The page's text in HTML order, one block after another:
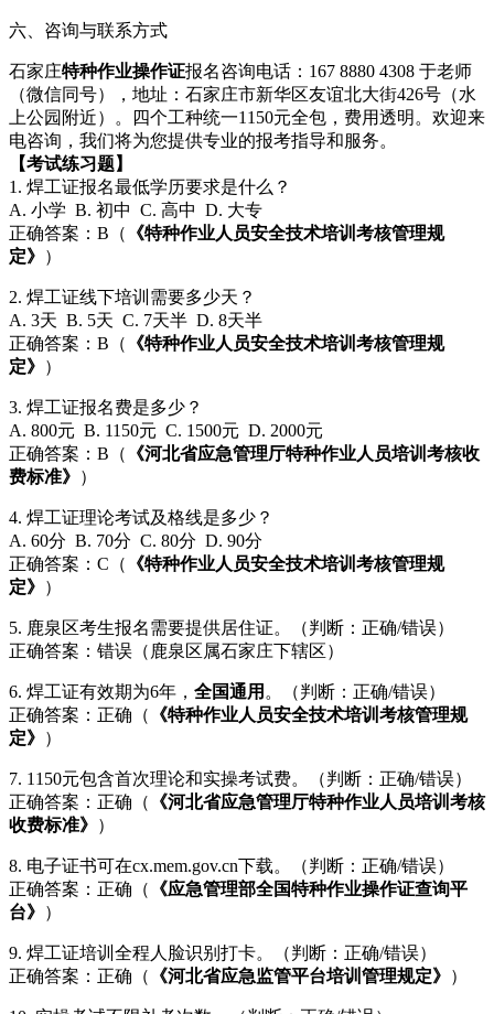
六、咨询与联系方式
石家庄特种作业操作证报名咨询电话：167 8880 4308 于老师
（微信同号），地址：石家庄市新华区友谊北大街426号（水
上公园附近）。四个工种统一1150元全包，费用透明。欢迎来
电咨询，我们将为您提供专业的报考指导和服务。
【考试练习题】
1. 焊工证报名最低学历要求是什么？
A. 小学 B. 初中 C. 高中 D. 大专
正确答案：B（
《特种作业人员安全技术培训考核管理规
定》 ）
2. 焊工证线下培训需要多少天？
A. 3天 B. 5天 C. 7天半 D. 8天半
正确答案：B（
《特种作业人员安全技术培训考核管理规
定》 ）
3. 焊工证报名费是多少？
A. 800元 B. 1150元 C. 1500元 D. 2000元
正确答案：B（
《河北省应急管理厅特种作业人员培训考核收
费标准》 ）
4. 焊工证理论考试及格线是多少？
A. 60分 B. 70分 C. 80分 D. 90分
正确答案：C（
《特种作业人员安全技术培训考核管理规
定》 ）
5. 鹿泉区考生报名需要提供居住证。（判断：正确/错误）
正确答案：错误（鹿泉区属石家庄下辖区）
6. 焊工证有效期为6年， 全国通用 。（判断：正确/错误）
正确答案：正确（
《特种作业人员安全技术培训考核管理规
定》 ）
7. 1150元包含首次理论和实操考试费。（判断：正确/错误）
正确答案：正确（
《河北省应急管理厅特种作业人员培训考核
收费标准》 ）
8. 电子证书可在cx.mem.gov.cn下载。（判断：正确/错误）
正确答案：正确（
《应急管理部全国特种作业操作证查询平
台》 ）
9. 焊工证培训全程人脸识别打卡。（判断：正确/错误）
正确答案：正确（
《河北省应急监管平台培训管理规定》 ）